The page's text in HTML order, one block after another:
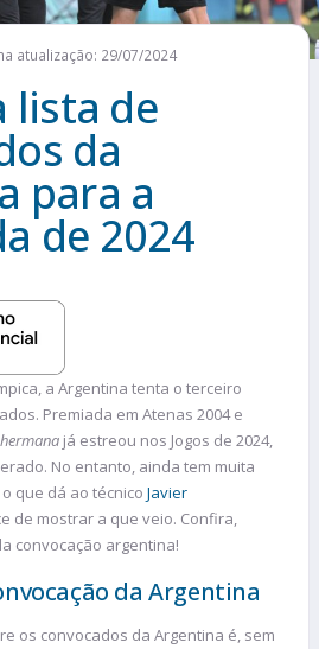
atualização: 29/07/2024
lista de
da
para a
de 2024
a Argentina tenta o terceiro
Premiada em Atenas 2004 e
hermana já estreou nos Jogos de 2024,
No entanto, ainda tem muita
que dá ao técnico Javier
de mostrar a que veio. Confira,
convocação argentina!
da Argentina
os convocados da Argentina é, sem